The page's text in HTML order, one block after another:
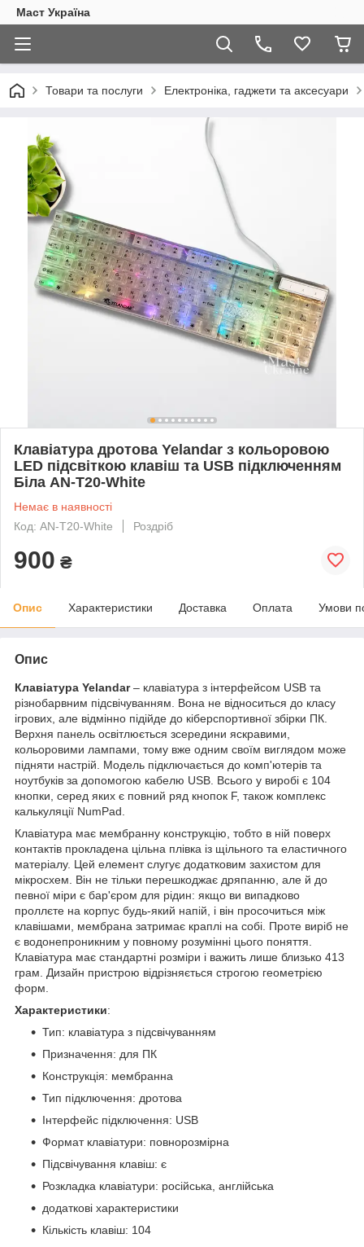
Маст Україна
Товари та послуги Електроніка, гаджети та аксесуари
Клавіатура дротова Yelandar з кольоровою
LED підсвіткою клавіш та USB підключенням
Біла AN-T20-White
Немає в наявності
Код: AN-T20-White
Роздріб
900 ₴
Опис Характеристики Доставка Оплата Умови
Опис
Клавіатура Yelandar– клавіатура з інтерфейсом USB та
різнобарвним підсвічуванням. Вона не відноситься до класу
ігрових, але відмінно підійде до кіберспортивної збірки ПК.
Верхня панель освітлюється зсередини яскравими,
кольоровими лампами, тому вже одним своїм виглядом може
підняти настрій. Модель підключається до комп'ютерів та
ноутбуків за допомогою кабелю USB. Всього у виробі є 104
кнопки, серед яких є повний ряд кнопок F, також комплекс
калькуляції NumPad.
Клавіатура має мембранну конструкцію, тобто в ній поверх
контактів прокладена цільна плівка із щільного та еластичного
матеріалу. Цей елемент слугує додатковим захистом для
мікросхем. Він не тільки перешкоджає дряпанню, але й до
певної міри є бар'єром для рідин: якщо ви випадково
проллєте на корпус будь-який напій, і він просочиться між
клавішами, мембрана затримає краплі на собі. Проте виріб не
є водонепроникним у повному розумінні цього поняття.
Клавіатура має стандартні розміри і важить лише близько 413
грам. Дизайн пристрою відрізняється строгою геометрією
форм.
Характеристики:
Тип: клавіатура з підсвічуванням
Призначення: для ПК
Конструкція: мембранна
Тип підключення: дротова
Інтерфейс підключення: USB
Формат клавіатури: повнорозмірна
Підсвічування клавіш: є
Розкладка клавіатури: російська, англійська
додаткові характеристики
Кількість клавіш: 104